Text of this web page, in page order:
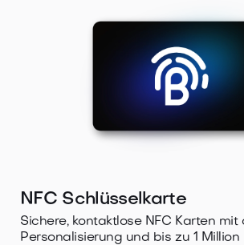
NFC Schlüsselkarte
Sichere, kontaktlose NFC Karten mit
Personalisierung und bis zu 1 Million